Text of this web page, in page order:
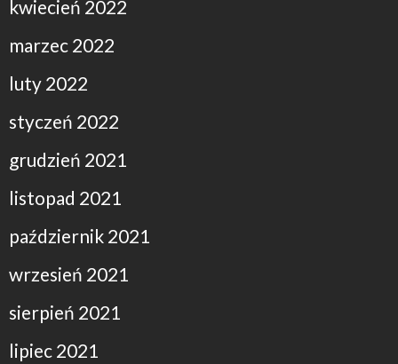
kwiecień 2022
marzec 2022
luty 2022
styczeń 2022
grudzień 2021
listopad 2021
październik 2021
wrzesień 2021
sierpień 2021
lipiec 2021